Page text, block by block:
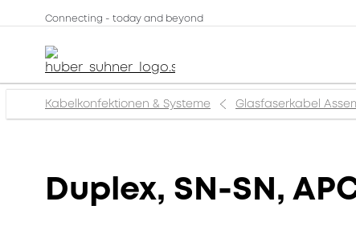
Connecting - today and beyond
Kabelkonfektionen & Systeme Glasfaserkabel
Duplex, SN-SN,